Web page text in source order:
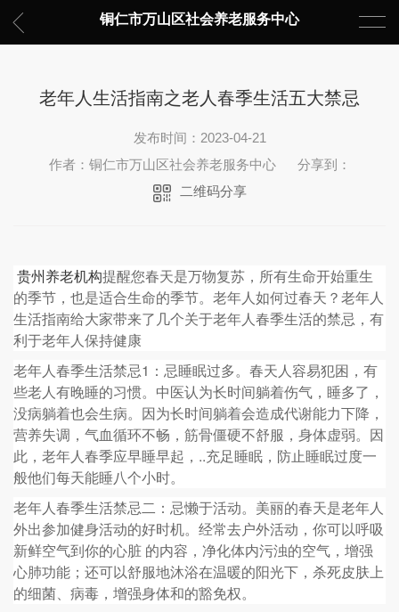
铜仁市万山区社会养老服务中心
老年人生活指南之老人春季生活五大禁忌
发布时间：2023-04-21
作者：铜仁市万山区社会养老服务中心
分享到：
二维码分享
贵州养老机构提醒您春天是万物复苏，所有生命开始重生
的季节，也是适合生命的季节。老年人如何过春天？老年人
生活指南给大家带来了几个关于老年人春季生活的禁忌，有
利于老年人保持健康
老年人春季生活禁忌1：忌睡眠过多。春天人容易犯困，有
些老人有晚睡的习惯。中医认为长时间躺着伤气，睡多了，
没病躺着也会生病。因为长时间躺着会造成代谢能力下降，
营养失调，气血循环不畅，筋骨僵硬不舒服，身体虚弱。因
此，老年人春季应早睡早起，..充足睡眠，防止睡眠过度一
般他们每天能睡八个小时。
老年人春季生活禁忌二：忌懒于活动。美丽的春天是老年人
外出参加健身活动的好时机。经常去户外活动，你可以呼吸
新鲜空气到你的心脏 的内容，净化体内污浊的空气，增强
心肺功能；还可以舒服地沐浴在温暖的阳光下，杀死皮肤上
的细菌、病毒，增强身体和的豁免权。